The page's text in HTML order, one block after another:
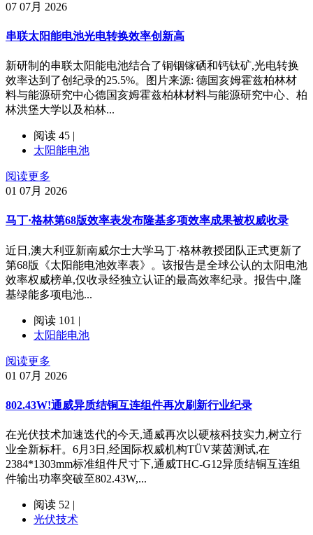
07 07月 2026
串联太阳能电池光电转换效率创新高
新研制的串联太阳能电池结合了铜铟镓硒和钙钛矿,光电转换
效率达到了创纪录的25.5%。图片来源: 德国亥姆霍兹柏林材
料与能源研究中心德国亥姆霍兹柏林材料与能源研究中心、柏
林洪堡大学以及柏林...
阅读 45 |
太阳能电池
阅读更多
01 07月 2026
马丁·格林第68版效率表发布隆基多项效率成果被权威收录
近日,澳大利亚新南威尔士大学马丁·格林教授团队正式更新了
第68版《太阳能电池效率表》。该报告是全球公认的太阳电池
效率权威榜单,仅收录经独立认证的最高效率纪录。报告中,隆
基绿能多项电池...
阅读 101 |
太阳能电池
阅读更多
01 07月 2026
802.43W!通威异质结铜互连组件再次刷新行业纪录
在光伏技术加速迭代的今天,通威再次以硬核科技实力,树立行
业全新标杆。6月3日,经国际权威机构TÜV莱茵测试,在
2384*1303mm标准组件尺寸下,通威THC-G12异质结铜互连组
件输出功率突破至802.43W,...
阅读 52 |
光伏技术